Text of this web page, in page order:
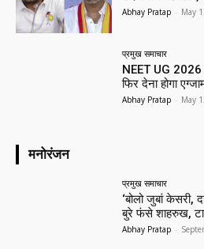
Abhay Pratap - May
प्रमुख समाचार‎
NEET UG 2026
फिर देना होगा
Abhay Pratap - May
मनोरंजन
प्रमुख समाचार‎
‘बोलो जुबां केसरी,
बुरे फंसे शाहरुख,
Abhay Pratap -